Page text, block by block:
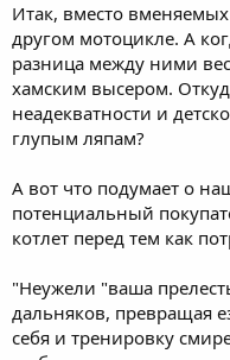
наслаждаемся новыми
горизонты!
Итак, вместо
другом мотоцикле. А
разница между ними
хамским высером.
неадекватности и
глупым ляпам?
А вот что подумает о
потенциальный
котлет перед тем как
"Неужели "ваша
дальняков, превращая
себя и тренировку